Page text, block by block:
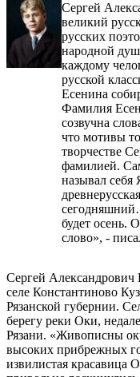
Сергей
великий
русских
народной
каждому
русской
Есенина
Фамилия
созвучна
что мотивы
творчестве
фамилией.
называл
будет осень.
слово», -
Сергей Александрович
селе Константиново
Рязанской губернии.
берегу реки Оки,
Рязани. «Живописны
высоких прибрежных
извилистая красавица